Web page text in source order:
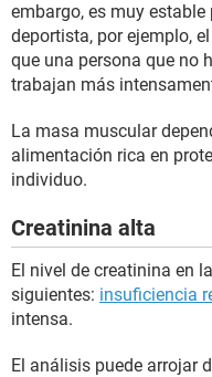
embargo, es muy
deportista, por ejemplo,
que una persona que no
trabajan más
La masa muscular
alimentación rica en
individuo.
Creatinina alta
El nivel de creatinina en
siguientes: insuficiencia
intensa.
El análisis puede arrojar